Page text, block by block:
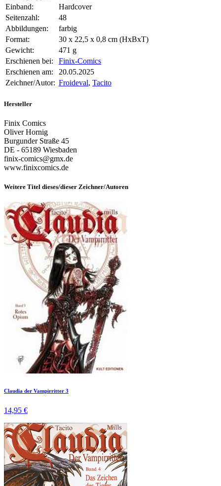
Einband:
Hardcover
Seitenzahl:
48
Abbildungen:
farbig
Format:
30 x 22,5 x 0,8 cm (HxBxT)
Gewicht:
471 g
Erschienen bei:
Finix-Comics
Erschienen am:
20.05.2025
Zeichner/Autor: Froideval, Tacito
Hersteller
Finix Comics
Oliver Hornig
Burgunder Straße 45
DE - 65189 Wiesbaden
finix-comics@gmx.de
www.finixcomics.de
Weitere Titel dieses/dieser Zeichner/Autoren
Claudia der Vampirritter 3
14,95 €